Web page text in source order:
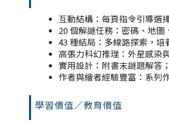
互動結構：每頁指令引導選
20 個解謎任務：密碼、地圖
43 種結局：多線路探索，培
高張力科幻推理：外星感染
實用設計：附書末謎題解答
作者與繪者經驗豐富：系列
學習價值／教育價值